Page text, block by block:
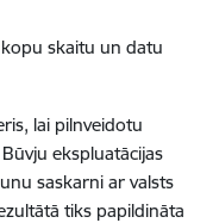
skaitu un datu
lai pilnveidotu
ekspluatācijas
saskarni ar valsts
tiks papildināta